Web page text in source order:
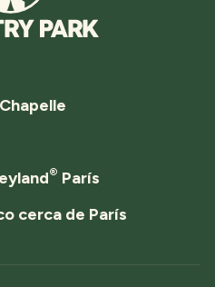
® París
cerca de París